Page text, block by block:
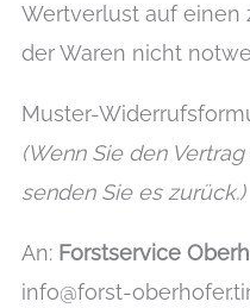
Wertverlust auf einen
der Waren nicht
Muster-
(Wenn Sie den
senden Sie es zurück.)
An: Forstservice
info@forst-